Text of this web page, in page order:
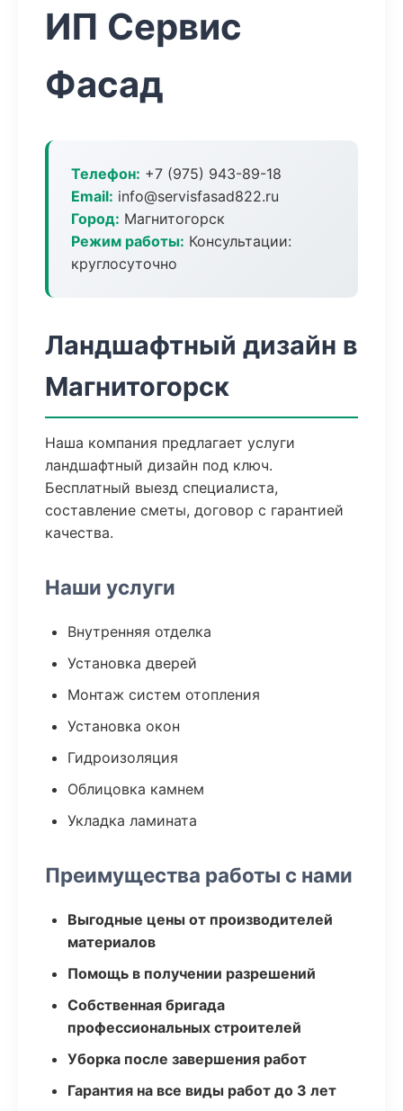
ИП Сервис
Фасад
Телефон: +7 (975) 943-89-18
Email: info@servisfasad822.ru
Город: Магнитогорск
Режим работы: Консультации:
круглосуточно
Ландшафтный дизайн в
Магнитогорск
Наша компания предлагает услуги
ландшафтный дизайн под ключ.
Бесплатный выезд специалиста,
составление сметы, договор с гарантией
качества.
Наши услуги
Внутренняя отделка
Установка дверей
Монтаж систем отопления
Установка окон
Гидроизоляция
Облицовка камнем
Укладка ламината
Преимущества работы с нами
Выгодные цены от производителей
материалов
Помощь в получении разрешений
Собственная бригада
профессиональных строителей
Уборка после завершения работ
Гарантия на все виды работ до 3 лет